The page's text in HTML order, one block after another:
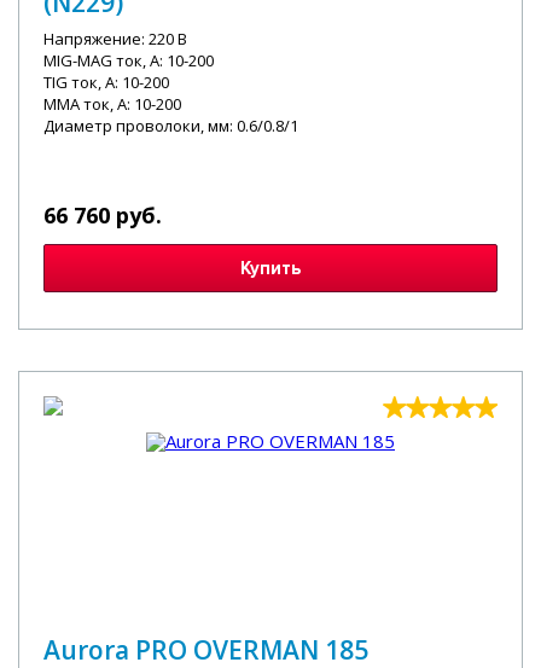
Напряжение: 220 В
MIG-MAG ток, А: 10-200
TIG ток, А: 10-200
MMA ток, А: 10-200
Диаметр проволоки, мм: 0.6/0.8/1
66 760 руб.
Купить
Aurora PRO OVERMAN 185